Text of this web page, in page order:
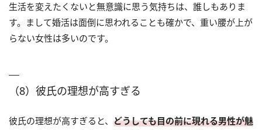
生活を変えたくないと無意識に思う気持ちは、誰しもありま
す。まして婚活は面倒に思われることも確かで、重い腰が上が
らない女性は多いのです。
（8）彼氏の理想が高すぎる
彼氏の理想が高すぎると、 どうしても目の前に現れる男性が魅